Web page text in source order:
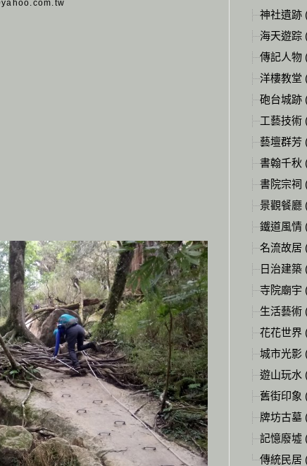
神社遺跡
海天遊踪
傳記人物
洋樓教堂
砲台城跡
工藝技術
藝壇群芳
書翰千秋
書院宗祠
景觀餐廳
鐵道風情
名流故居
日治建築
寺院廟宇
生活藝術
花花世界
城市光影
遊山玩水
舊街印象
牌坊古墓
記憶廢墟
傳統民居